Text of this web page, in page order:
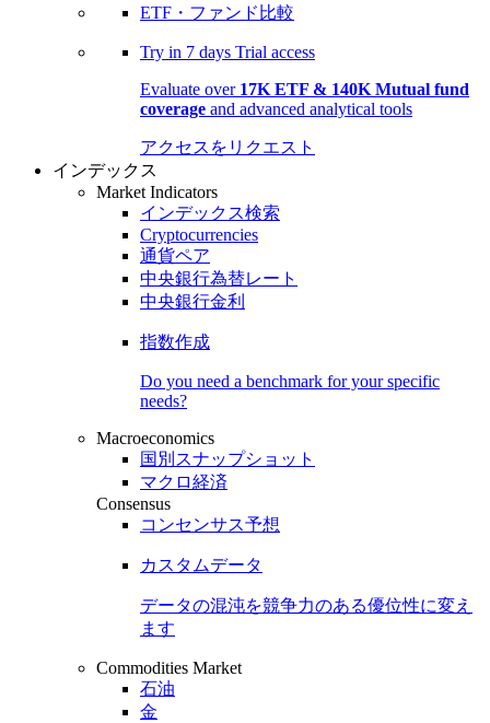
ETF・ファンド比較
Try in 7 days Trial access
Evaluate over 17K ETF & 140K Mutual fund
coverage and advanced analytical tools
アクセスをリクエスト
インデックス
Market Indicators
インデックス検索
Cryptocurrencies
通貨ペア
中央銀行為替レート
中央銀行金利
指数作成
Do you need a benchmark for your specific
needs?
Macroeconomics
国別スナップショット
マクロ経済
Consensus
コンセンサス予想
カスタムデータ
データの混沌を競争力のある優位性に変え
ます
Commodities Market
石油
金